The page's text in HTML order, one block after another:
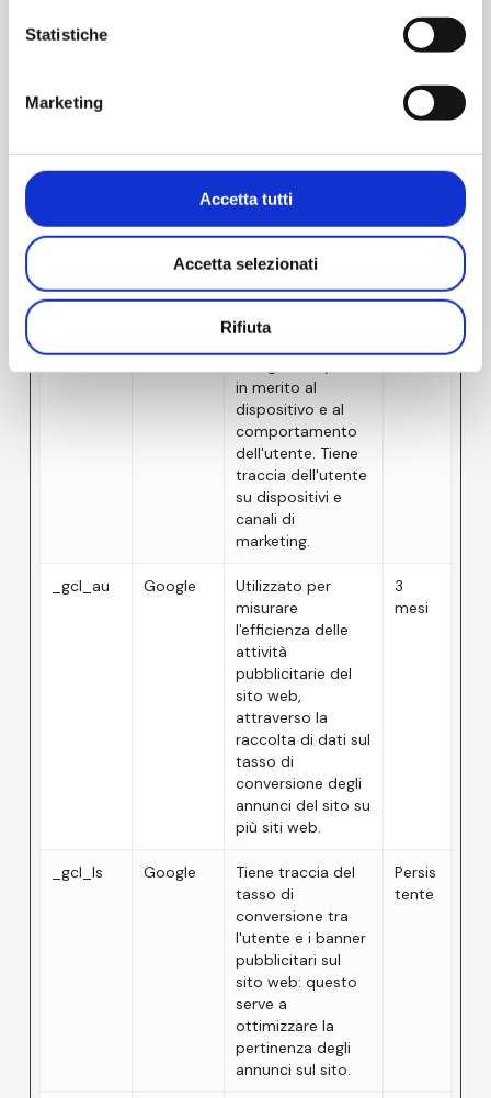
Statistiche
Marketing
Accetta tutti
Accetta selezionati
Rifiuta
comportamento
dell'utente. Tiene
traccia dell'utente
su dispositivi e
canali di
marketing.
2 anni
Utilizzato per
in merito al
dispositivo e al
comportamento
dell'utente. Tiene
traccia dell'utente
su dispositivi e
canali di
marketing.
_gcl_au Google
Utilizzato per
misurare
l'efficienza delle
attività
pubblicitarie del
sito web,
attraverso la
raccolta di dati sul
tasso di
conversione degli
annunci del sito su
più siti web.
3
mesi
_gcl_ls Google
Tiene traccia del
tasso di
conversione tra
l'utente e i banner
pubblicitari sul
sito web: questo
serve a
ottimizzare la
pertinenza degli
annunci sul sito.
Persis
tente